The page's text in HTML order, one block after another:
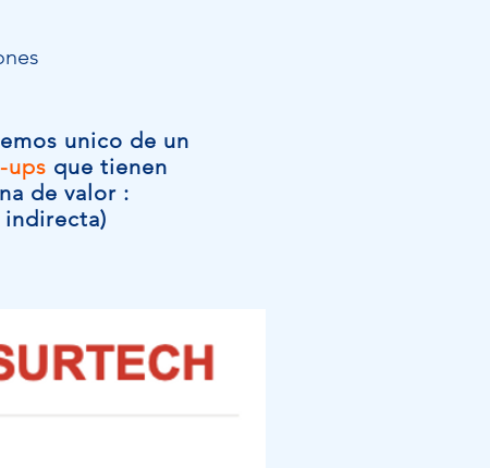
unico de un
ups que tienen
de valor :